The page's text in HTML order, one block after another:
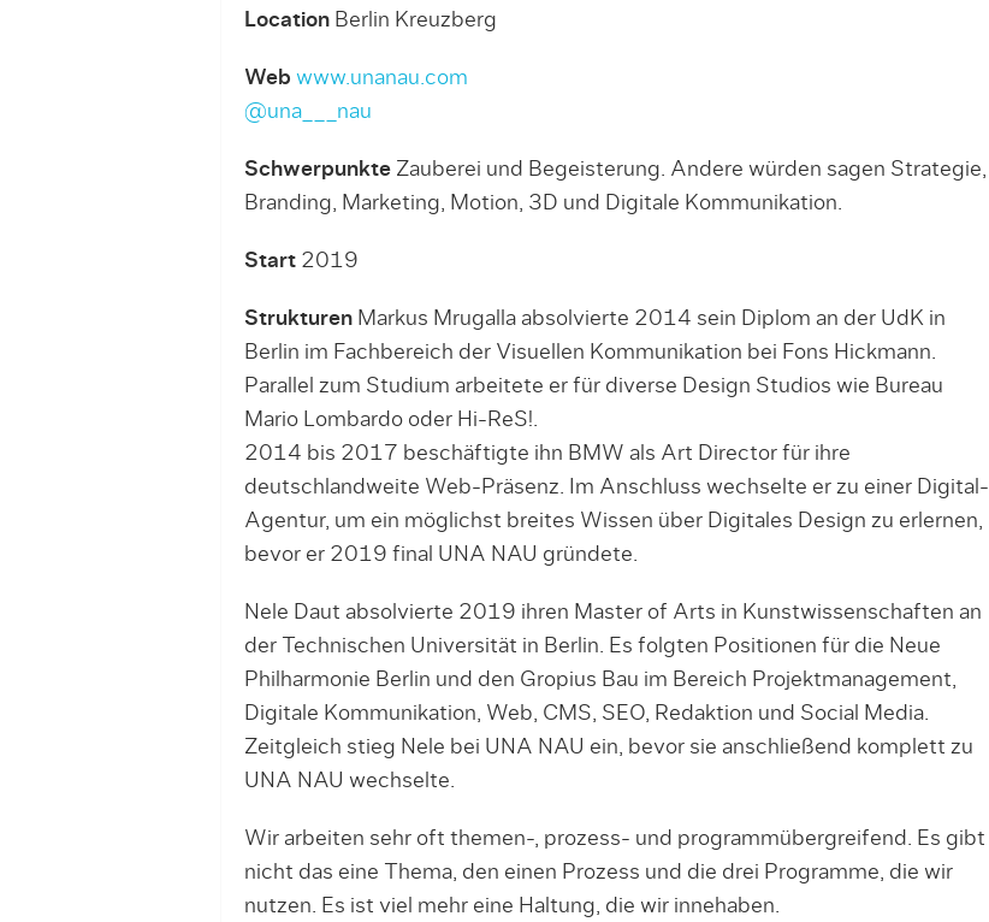
LocationBerlin Kreuzberg
Web www.unanau.com
@una___nau
Schwerpunkte Zauberei und Begeisterung. Andere würden sagen Strategie,
Branding, Marketing, Motion, 3D und Digitale Kommunikation.
Start2019
StrukturenMarkus Mrugalla absolvierte 2014 sein Diplom an der UdK in
Berlin im Fachbereich der Visuellen Kommunikation bei Fons Hickmann.
Parallel zum Studium arbeitete er für diverse Design Studios wie Bureau
Mario Lombardo oder Hi-ReS!.
2014 bis 2017 beschäftigte ihn BMW als Art Director für ihre
deutschlandweite Web-Präsenz. Im Anschluss wechselte er zu einer Digital-
Agentur, um ein möglichst breites Wissen über Digitales Design zu erlernen,
bevor er 2019 final UNA NAU gründete.
Nele Daut absolvierte 2019 ihren Master of Arts in Kunstwissenschaften an
der Technischen Universität in Berlin. Es folgten Positionen für die Neue
Philharmonie Berlin und den Gropius Bau im Bereich Projektmanagement,
Digitale Kommunikation, Web, CMS, SEO, Redaktion und Social Media.
Zeitgleich stieg Nele bei UNA NAU ein, bevor sie anschließend komplett zu
UNA NAU wechselte.
Wir arbeiten sehr oft themen-, prozess- und programmübergreifend. Es gibt
nicht das eine Thema, den einen Prozess und die drei Programme, die wir
nutzen. Es ist viel mehr eine Haltung, die wir innehaben.